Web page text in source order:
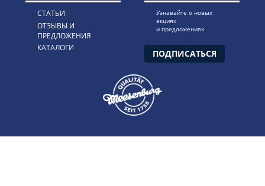
СТАТЬИ
ОТЗЫВЫ И
ПРЕДЛОЖЕНИЯ
КАТАЛОГИ
Узнавайте о новых
акциях
и предложениях
ПОДПИСАТЬСЯ